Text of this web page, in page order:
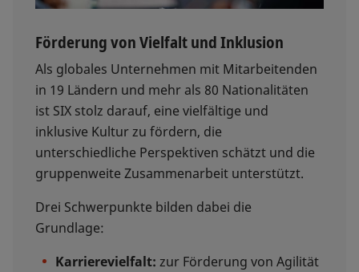
Förderung von Vielfalt und Inklusion
Als globales Unternehmen mit Mitarbeitenden
in 19 Ländern und mehr als 80 Nationalitäten
ist SIX stolz darauf, eine vielfältige und
inklusive Kultur zu fördern, die
unterschiedliche Perspektiven schätzt und die
gruppenweite Zusammenarbeit unterstützt.
Drei Schwerpunkte bilden dabei die
Grundlage:
Karrierevielfalt: zur Förderung von Agilität